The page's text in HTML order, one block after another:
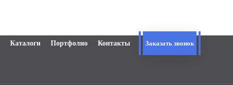
Каталоги Портфолио Контакты Заказать звонок